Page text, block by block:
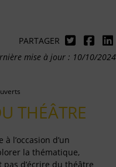
PARTAGER
mise à jour : 10/10/2024
THÉÂTRE
l’occasion d’un
la thématique,
pas d’écrire du théâtre